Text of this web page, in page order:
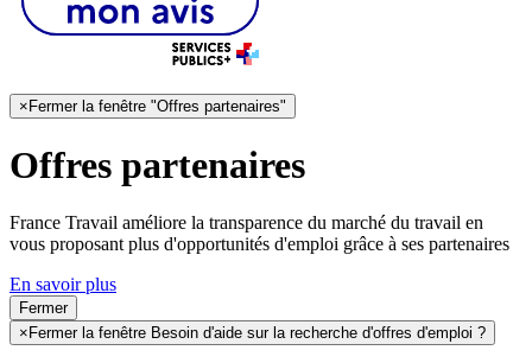
×Fermer la fenêtre "Offres partenaires"
Offres partenaires
France Travail améliore la transparence du marché du travail en
vous proposant plus d'opportunités d'emploi grâce à ses partenaires
En savoir plus
Fermer
× Fermer la fenêtre Besoin d'aide sur la recherche d'offres d'emploi ?